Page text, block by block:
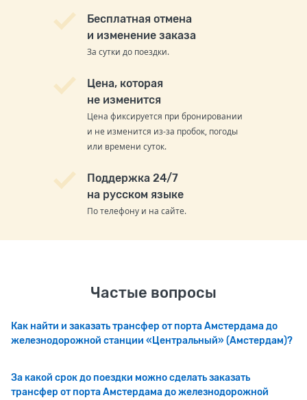
Бесплатная отмена
и изменение заказа
За сутки до поездки.
Цена, которая
не изменится
Цена фиксируется при бронировании
и не изменится из-за пробок, погоды
или времени суток.
Поддержка 24/7
на русском языке
По телефону и на сайте.
Частые вопросы
Как найти и заказать трансфер от порта Амстердама до
железнодорожной станции «Центральный» (Амстердам)?
За какой срок до поездки можно сделать заказать
трансфер от порта Амстердама до железнодорожной